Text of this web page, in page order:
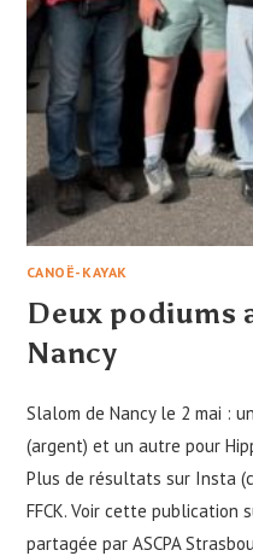
CANOË-KAYAK
Deux podiums
Nancy
Slalom de Nancy le 2 mai :
(argent) et un autre pour
Plus de résultats sur Insta
FFCK. Voir cette publication
partagée par ASCPA